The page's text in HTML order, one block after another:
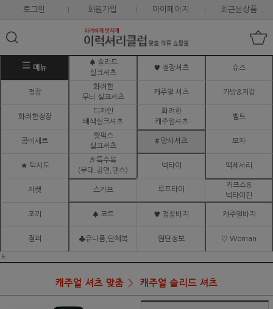
로그인 회원가입 마이페이지 최근본상품
메뉴
♠ 솔리드
실크셔츠
♥ 정장셔츠 슈즈
정장
화려한
무늬 실크셔츠
캐주얼 셔츠 가방&지갑
화려한정장
디자인
배색실크셔츠
화려한
캐주얼셔츠
벨트
콤비세트
핫픽스
실크셔츠
# 망사셔츠 모자
★ 턱시도
♬ 특수복
(무대.공연,댄스)
넥타이 액세서리
자켓 스카프 루프타이
커프스&
넥타이핀
조끼 ♠ 코트 ♥ 정장바지 캐주얼바지
점퍼 ♣유니폼,단체복 원단정보 ♡ Woman
ㅌ
캐주얼 셔츠 맞춤 캐주얼 솔리드 셔츠